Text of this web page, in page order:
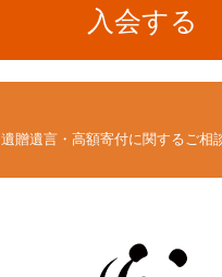
遺贈遺言・高額寄付に関するご相